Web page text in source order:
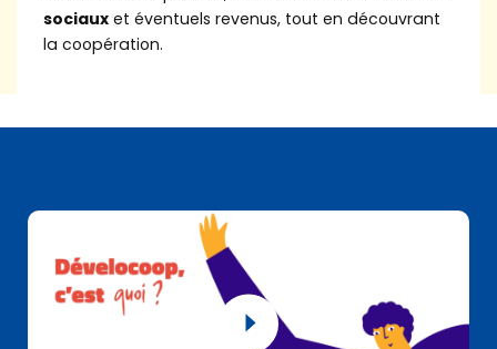
sociaux et éventuels revenus, tout en découvrant
la coopération.